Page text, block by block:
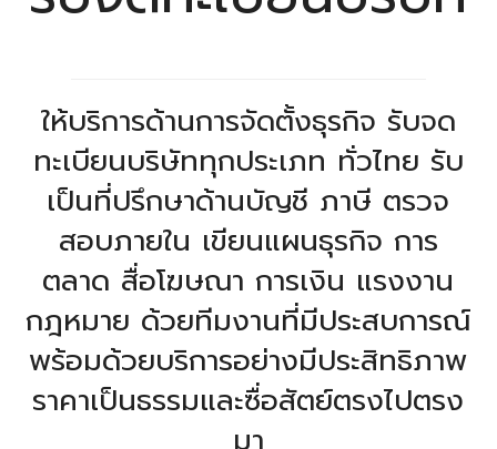
ให้บริการด้านการจัดตั้งธุรกิจ รับจด
ทะเบียนบริษัททุกประเภท ทั่วไทย รับ
เป็นที่ปรึกษาด้านบัญชี ภาษี ตรวจ
สอบภายใน เขียนแผนธุรกิจ การ
ตลาด สื่อโฆษณา การเงิน แรงงาน
กฎหมาย ด้วยทีมงานที่มีประสบการณ์
พร้อมด้วยบริการอย่างมีประสิทธิภาพ
ราคาเป็นธรรมและซื่อสัตย์ตรงไปตรง